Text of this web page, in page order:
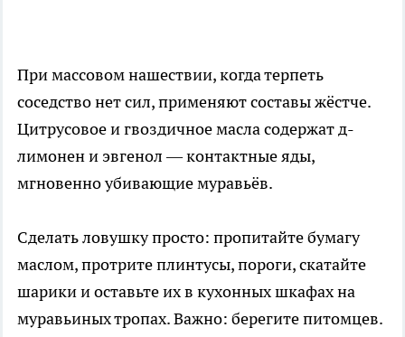
При массовом нашествии, когда терпеть
соседство нет сил, применяют составы жёстче.
Цитрусовое и гвоздичное масла содержат д-
лимонен и эвгенол — контактные яды,
мгновенно убивающие муравьёв.
Сделать ловушку просто: пропитайте бумагу
маслом, протрите плинтусы, пороги, скатайте
шарики и оставьте их в кухонных шкафах на
муравьиных тропах. Важно: берегите питомцев.